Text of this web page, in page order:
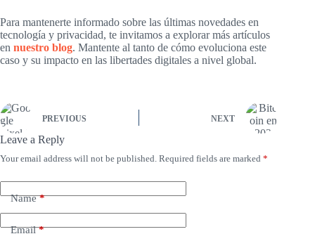
Para mantenerte informado sobre las últimas novedades en
tecnología y privacidad, te invitamos a explorar más artículos
en nuestro blog. Mantente al tanto de cómo evoluciona este
caso y su impacto en las libertades digitales a nivel global.
PREVIOUS NEXT
Leave a Reply
Your email address will not be published. Required fields are marked *
Name*
Email*